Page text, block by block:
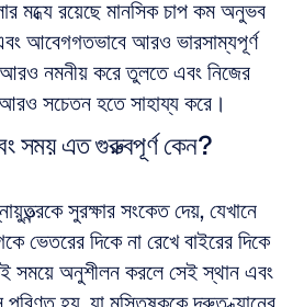
মধ্যে রয়েছে মানসিক চাপ কম অনুভব
আবেগগতভাবে আরও ভারসাম্যপূর্ণ
নমনীয় করে তুলতে এবং নিজের
আরও সচেতন হতে সাহায্য করে।
সময় এত গুরুত্বপূর্ণ কেন?
সুরক্ষার সংকেত দেয়, যেখানে
ভেতরের দিকে না রেখে বাইরের দিকে
সময়ে অনুশীলন করলে সেই স্থান এবং